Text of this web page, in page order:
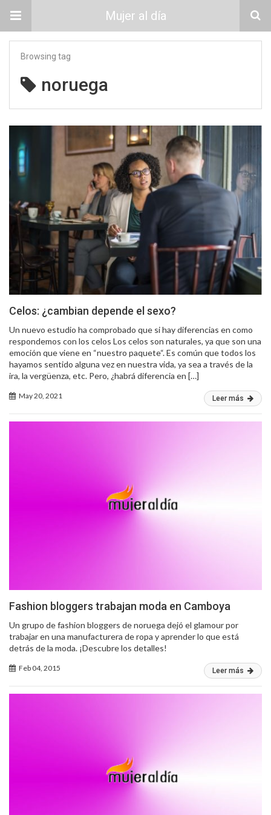
Mujer al día
Browsing tag
noruega
Celos: ¿cambian depende el sexo?
Un nuevo estudio ha comprobado que si hay diferencias en como
respondemos con los celos Los celos son naturales, ya que son una
emoción que viene en “nuestro paquete“. Es común que todos los
hayamos sentido alguna vez en nuestra vida, ya sea a través de la
ira, la vergüenza, etc. Pero, ¿habrá diferencia en […]
May 20, 2021 Leer más
Fashion bloggers trabajan moda en Camboya
Un grupo de fashion bloggers de noruega dejó el glamour por
trabajar en una manufacturera de ropa y aprender lo que está
detrás de la moda. ¡Descubre los detalles!
Feb 04, 2015 Leer más